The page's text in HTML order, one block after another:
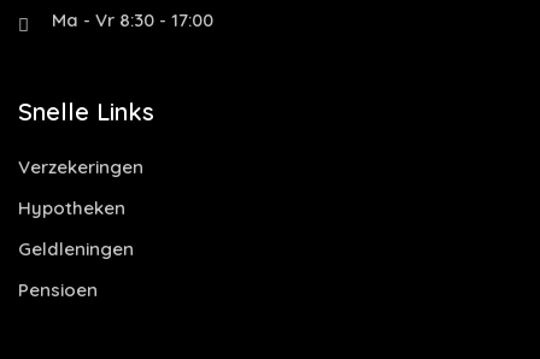
Ma - Vr 8:30 - 17:00
Snelle Links
Verzekeringen
Hypotheken
Geldleningen
Pensioen